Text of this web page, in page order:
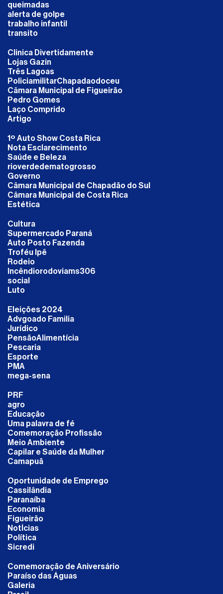
queimadas
alerta de golpe
trabalho infantil
transito
Clinica Divertidamente
Lojas Gazin
Três Lagoas
PoliciamilitarChapadaodoceu
Câmara Municipal de Figueirão
Pedro Gomes
Laço Comprido
Artigo
1º Auto Show Costa Rica
Nota Esclarecimento
Saúde e Beleza
rioverdedematogrosso
Governo
Câmara Municipal de Chapadão do Sul
Câmara Municipal de Costa Rica
Estética
Cultura
Supermercado Paraná
Auto Posto Fazenda
Troféu Ipê
Rodeio
Incêndiorodoviams306
social
Luto
Eleições 2024
Advgoado Familia
Jurídico
PensãoAlimentícia
Pescaria
Esporte
PMA
mega-sena
PRF
agro
Educação
Uma palavra de fé
Comemoração Profissão
Meio Ambiente
Capilar e Saúde da Mulher
Camapuã
Oportunidade de Emprego
Cassilândia
Paranaíba
Economia
Figueirão
NotÍcias
Política
Sicredi
Comemoração de Aniversário
Paraíso das Águas
Galeria